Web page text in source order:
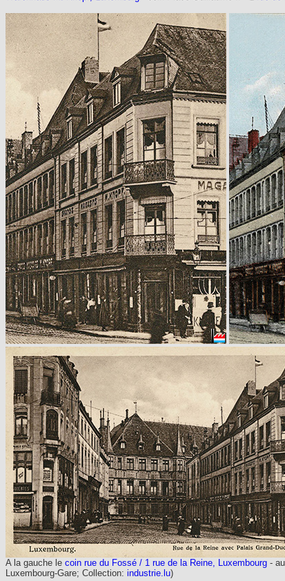
A la gauche le coin rue du Fossé / 1 rue de la Reine, Luxembourg -
Luxembourg-Gare; Collection: industrie.lu)